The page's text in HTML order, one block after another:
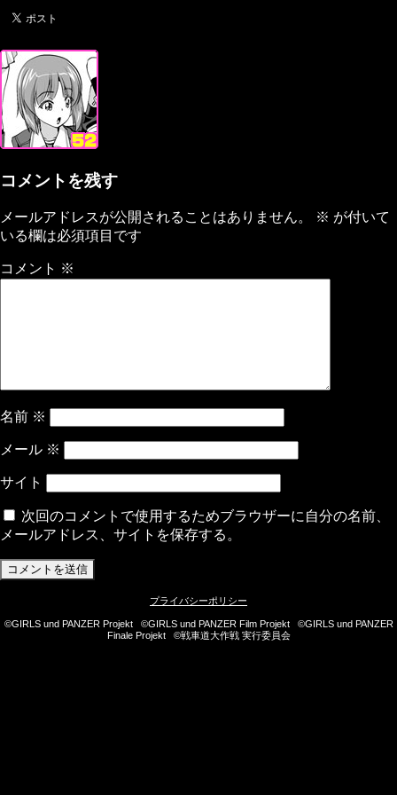
コメントを残す
メールアドレスが公開されることはありません。 ※ が付いて
いる欄は必須項目です
コメント ※
名前 ※
メール ※
サイト
次回のコメントで使用するためブラウザーに自分の名前、
メールアドレス、サイトを保存する。
プライバシーポリシー
©GIRLS und PANZER Projekt ©GIRLS und PANZER Film Projekt ©GIRLS und PANZER
Finale Projekt ©戦車道大作戦 実行委員会